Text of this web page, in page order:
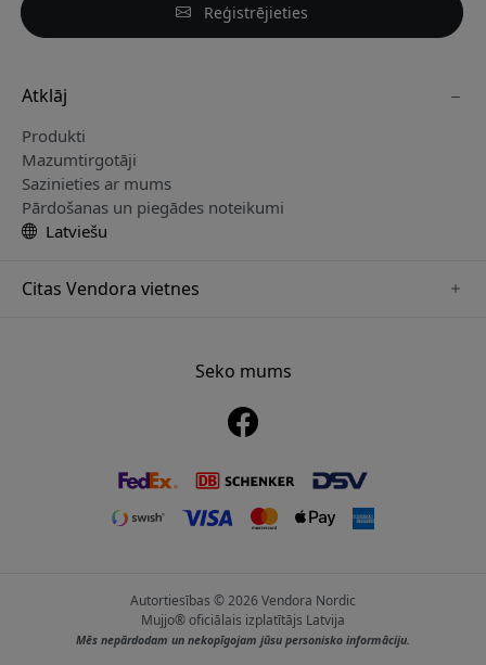
Reģistrējieties
Atklāj
Produkti
Mazumtirgotāji
Sazinieties ar mums
Pārdošanas un piegādes noteikumi
Latviešu
Citas Vendora vietnes
www.herqs.se
Seko mums
Autortiesības © 2026 Vendora Nordic
Mujjo® oficiālais izplatītājs Latvija
Mēs nepārdodam un nekopīgojam jūsu personisko informāciju.